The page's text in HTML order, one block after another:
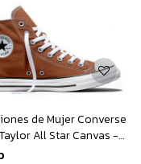
de Mujer Converse
All Star Canvas -